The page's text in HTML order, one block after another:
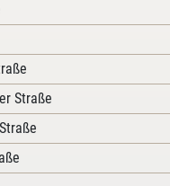
Straße